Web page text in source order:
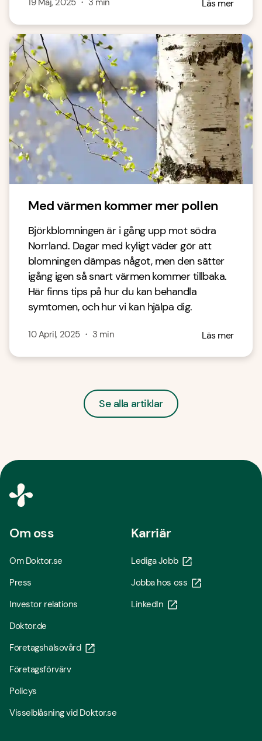
19 Maj, 2025・ 3 min Läs mer
Med värmen kommer mer pollen
Björkblomningen är i gång upp mot södra
Norrland. Dagar med kyligt väder gör att
blomningen dämpas något, men den sätter
igång igen så snart värmen kommer tillbaka.
Här finns tips på hur du kan behandla
symtomen, och hur vi kan hjälpa dig.
10 April, 2025・ 3 min Läs mer
Se alla artiklar
Om oss
Om Doktor.se
Press
Investor relations
Doktor.de
Företagshälsovård
Företagsförvärv
Policys
Visselblåsning vid Doktor.se
Karriär
Lediga Jobb
Jobba hos oss
LinkedIn